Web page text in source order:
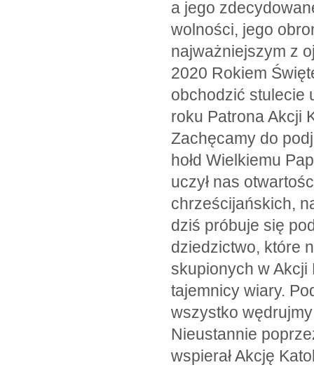
a jego
wolności, jego
najważniejszym z
2020 Rokiem
obchodzić stulecie
roku Patrona Akcji
Zachęcamy do
hołd Wielkiemu
uczył nas
chrześcijańskich,
dziś próbuje się
dziedzictwo, które
skupionych w
tajemnicy wiary.
wszystko
Nieustannie
wspierał Akcję